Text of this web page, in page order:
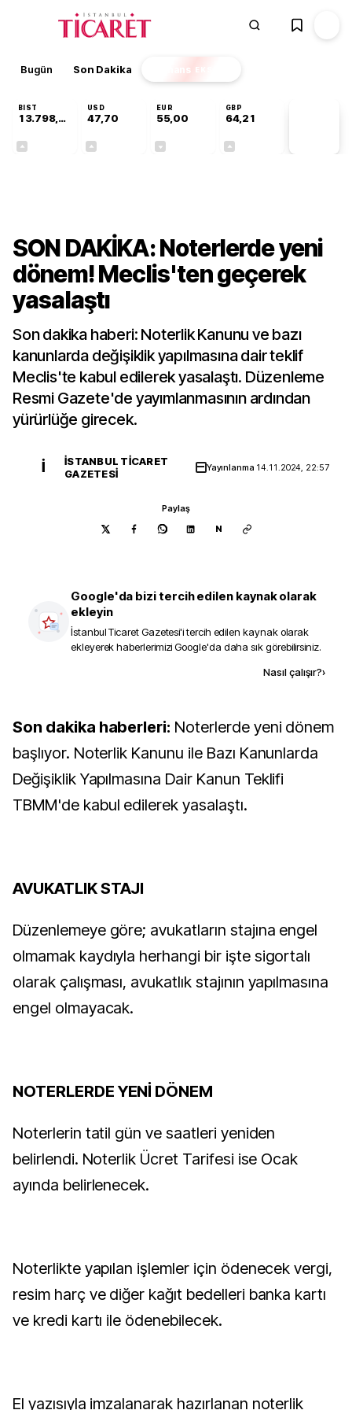
Bugün Son Dakika Finans EKSTRA
BIST
13.798,82
USD
47,70
EUR
55,00
GBP
64,21
SON DAKİKA: Noterlerde yeni
dönem! Meclis'ten geçerek
yasalaştı
Son dakika haberi: Noterlik Kanunu ve bazı
kanunlarda değişiklik yapılmasına dair teklif
Meclis'te kabul edilerek yasalaştı. Düzenleme
Resmi Gazete'de yayımlanmasının ardından
yürürlüğe girecek.
İ
İSTANBUL TICARET
GAZETESI
Yayınlanma 14.11.2024, 22:57
Paylaş
N
Google'da bizi tercih edilen kaynak olarak
ekleyin
İstanbul Ticaret Gazetesi'i tercih edilen kaynak olarak
ekleyerek haberlerimizi Google'da daha sık görebilirsiniz.
Nasıl çalışır?›
Son dakika haberleri: Noterlerde yeni dönem
başlıyor. Noterlik Kanunu ile Bazı Kanunlarda
Değişiklik Yapılmasına Dair Kanun Teklifi
TBMM'de kabul edilerek yasalaştı.
AVUKATLIK STAJI
Düzenlemeye göre; avukatların stajına engel
olmamak kaydıyla herhangi bir işte sigortalı
olarak çalışması, avukatlık stajının yapılmasına
engel olmayacak.
NOTERLERDE YENİ DÖNEM
Noterlerin tatil gün ve saatleri yeniden
belirlendi. Noterlik Ücret Tarifesi ise Ocak
ayında belirlenecek.
Noterlikte yapılan işlemler için ödenecek vergi,
resim harç ve diğer kağıt bedelleri banka kartı
ve kredi kartı ile ödenebilecek.
El yazısıyla imzalanarak hazırlanan noterlik